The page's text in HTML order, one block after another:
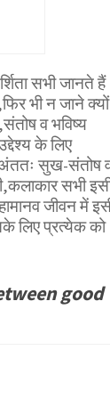
सभी जानते
भी न जाने क्यों
व भविष्य
के लिए
अंततः सुख-संतोष
सभी
जीवन में
लिए प्रत्येक को
good